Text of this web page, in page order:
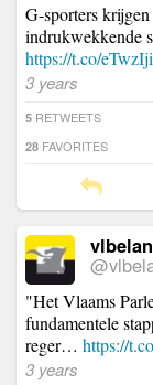
G-sporters
indrukwekkende
https://t.co/
3 years
5 RETWEETS
28 FAVORITES
"Het Vlaams
fundamentele
reger… https://
3 years